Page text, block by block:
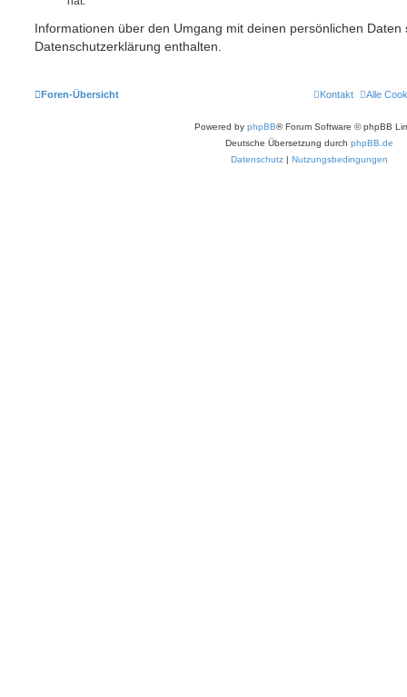
Informationen über den Umgang mit deinen persönlichen Daten
Datenschutzerklärung enthalten.
Foren-Übersicht Alle
Kontakt
Powered by phpBB® Forum Software © phpBB
Deutsche Übersetzung durch phpBB.de
Datenschutz | Nutzungsbedingungen